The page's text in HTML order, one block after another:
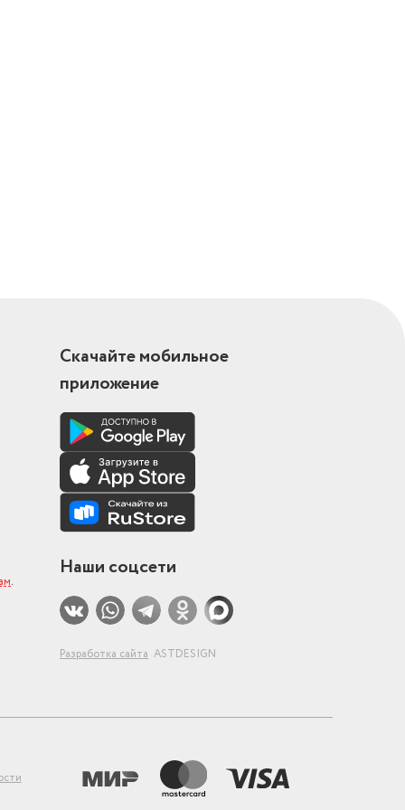
.
Скачайте мобильное
приложение
Наши соцсети
Разработка сайта ASTDESIGN